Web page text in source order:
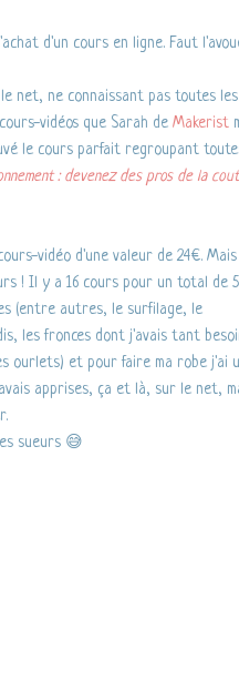
d'un cours en ligne. Faut
net, ne connaissant pas toutes les
vidéos que Sarah de Makerist
le cours parfait regroupant
: devenez des pros de la
vidéo d'une valeur de 24€. Mais
! Il y a 16 cours pour un total de 5
(entre autres, le surfilage, le
les fronces dont j'avais tant
ourlets) et pour faire ma robe j'ai
apprises, ça et là, sur le net,
sueurs 😅